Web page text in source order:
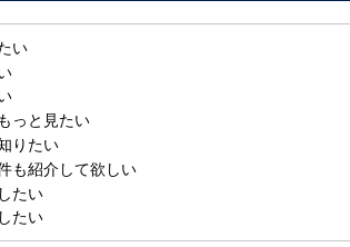
い
っと見たい
りたい
も紹介して欲しい
たい
たい